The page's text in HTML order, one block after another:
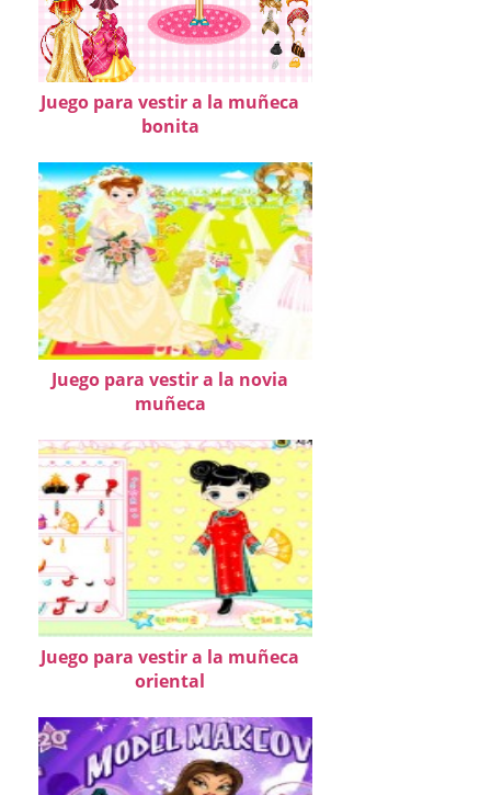
Juego para vestir a la muñeca
bonita
Juego para vestir a la novia
muñeca
Juego para vestir a la muñeca
oriental